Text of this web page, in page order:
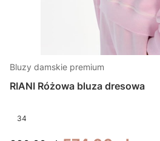
Bluzy damskie premium
RIANI Różowa bluza dresowa
34